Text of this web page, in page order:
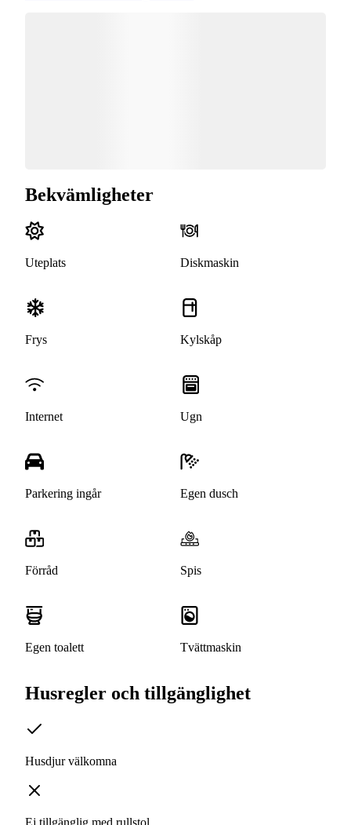
Bekvämligheter
Uteplats Diskmaskin
Frys Kylskåp
Internet Ugn
Parkering ingår Egen dusch
Förråd Spis
Egen toalett Tvättmaskin
Husregler och tillgänglighet
Husdjur välkomna